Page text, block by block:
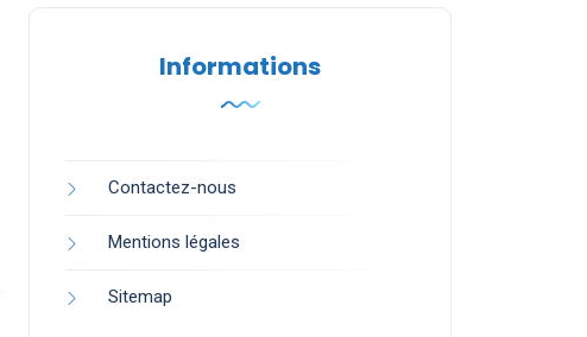
Informations
Contactez-nous
Mentions légales
Sitemap